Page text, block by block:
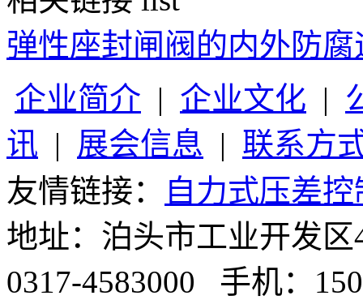
弹性座封闸阀的内外防腐
企业简介 | 企业文化 |
讯 | 展会信息 | 联系方
友情链接：
自力式压差
地址：泊头市工业开发
0317-4583000 手机：